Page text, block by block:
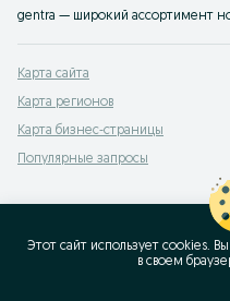
Карта сайта
Карта регионов
Карта бизнес-страницы
Популярные запросы
Этот сайт использует cookies.
в своeм